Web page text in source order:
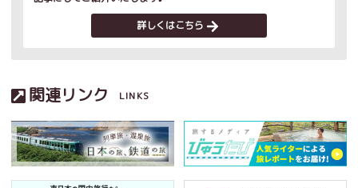
詳しくはこちら
関連リンク LINKS